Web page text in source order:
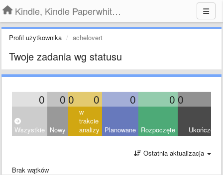
Kindle, Kindle Paperwhite, Kindle Voyage
Profil użytkownika achelovert
Twoje zadania wg statusu
0 0 0 0 0 0 0
Wszystkie Nowy
w
trakcie
analizy
Planowane Rozpoczęte Ukończony
Ostatnia aktualizacja
Brak wątków